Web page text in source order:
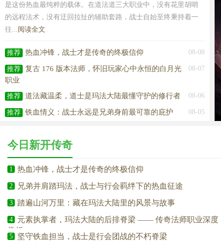
是这份热血最纯粹的载体。在道法道三大职业中，没有花里胡哨
的远程法术，没有迂回拉扯的辅助套路，战士自始至终秉持着一
往... 阅读全文
08-08
推荐 热血冲锋，战士才是传奇的终极信仰
08-07
推荐 复古 176 版本法师，怀旧玩家心中永恒的白月光
职业
08-06
推荐 道法藏温柔，道士是玛法大陆最懂守护的修行者
08-05
推荐 铁血情义：战士永远是兄弟身前最可靠的庇护
今日新开传奇
1 热血冲锋，战士才是传奇的终极信仰
2 兄弟并肩踏玛法，战士与行会羁绊下的热血征途
3 踏遍山河万里：藏在玛法大陆里的风景与故事
4
元素执掌者，玛法大陆的后排脊梁 —— 传奇法师职业深度
赏析
5 坚守铁血担当，战士是行会团战的不朽脊梁